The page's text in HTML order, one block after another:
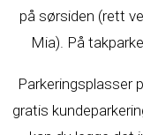
på sørsiden (rett
Mia). På
Parkeringsplasser
gratis